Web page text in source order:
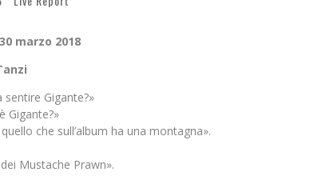
marzo 2018
sentire Gigante?»
Gigante?»
che sull’album ha una montagna».
Mustache Prawn».